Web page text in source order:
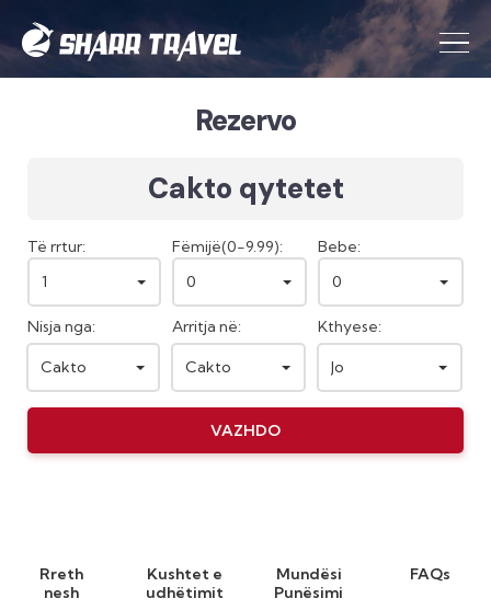
Rezervo
Cakto qytetet
Të rrtur: Fëmijë(0-9.99):
Bebe:
1
0 0
Nisja nga: Arritja në: Kthyese:
Cakto Cakto Jo
VAZHDO
Rreth
nesh
Kushtet e
udhëtimit
Mundësi
Punësimi
FAQs